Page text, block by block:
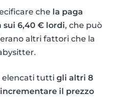
che la paga
sui 6,40 € lordi, che può
altri fattori che la
elencati tutti gli altri 8
il prezzo